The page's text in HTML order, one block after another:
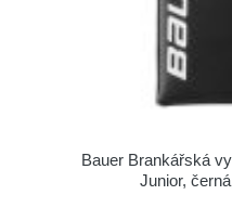
Bauer Brankářská
Junior,